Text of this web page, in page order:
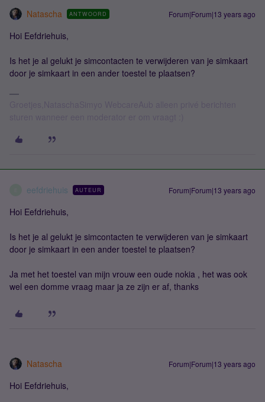
Natascha ANTWOORD Forum|Forum|13 years ago
Hoi Eefdriehuis,
Is het je al gelukt je simcontacten te verwijderen van je simkaart
door je simkaart in een ander toestel te plaatsen?
eefdriehuis AUTEUR Forum|Forum|13 years ago
Hoi Eefdriehuis,
Is het je al gelukt je simcontacten te verwijderen van je simkaart
door je simkaart in een ander toestel te plaatsen?
Ja met het toestel van mijn vrouw een oude nokia , het was ook
wel een domme vraag maar ja ze zijn er af, thanks
Natascha Forum|Forum|13 years ago
Hoi Eefdriehuis,